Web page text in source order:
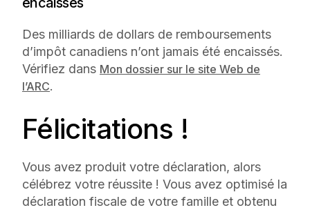
Des milliards de dollars de remboursements
d’impôt canadiens n’ont jamais été encaissés.
Vérifiez dans Mon dossier sur le site Web de
l’ARC.
Félicitations !
Vous avez produit votre déclaration, alors
célébrez votre réussite ! Vous avez optimisé la
déclaration fiscale de votre famille et obtenu